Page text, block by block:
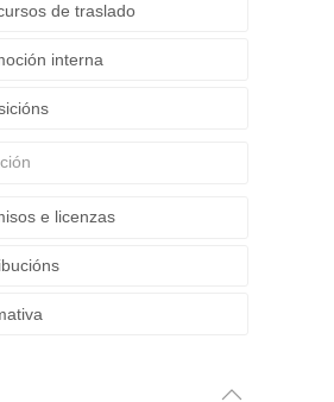
de traslado
interna
e licenzas